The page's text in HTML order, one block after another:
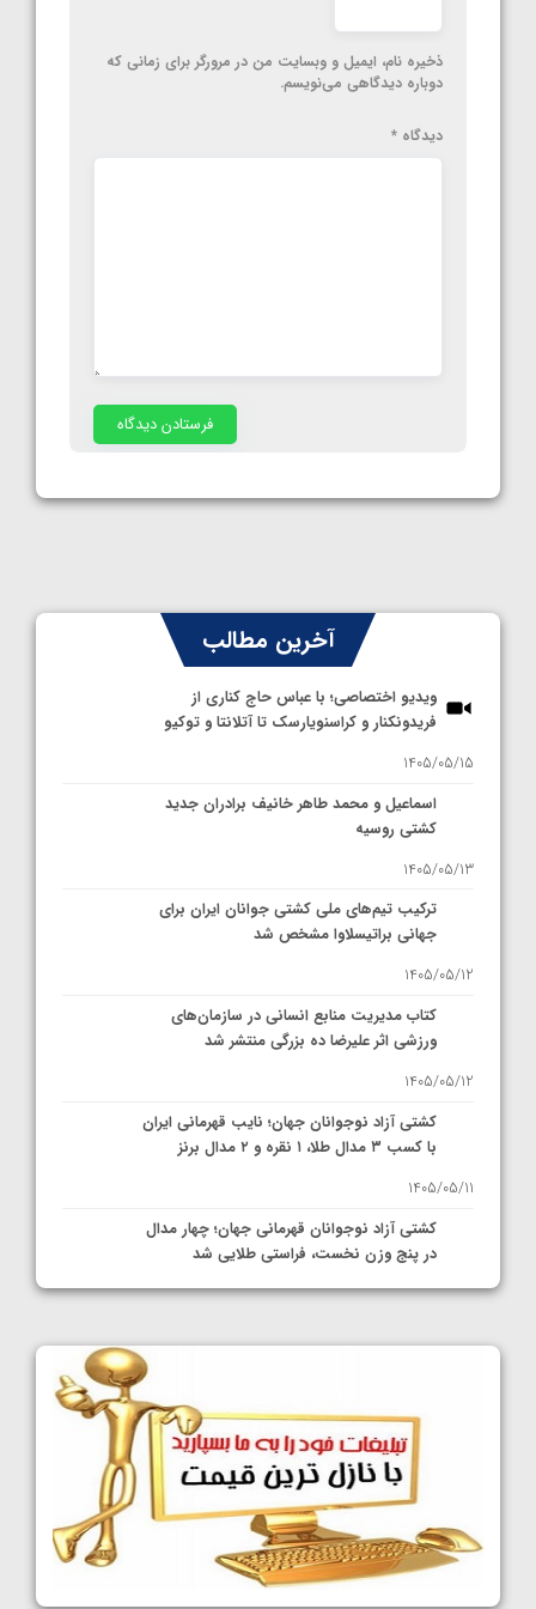
ذخیره نام، ایمیل و وبسایت من در مرورگر برای زمانی که
دوباره دیدگاهی می‌نویسم.
دیدگاه *
آخرین مطالب
ویدیو اختصاصی؛ با عباس حاج کناری از
فریدونکنار و کراسنویارسک تا آتلانتا و توکیو
1405/05/15
اسماعیل و محمد طاهر خانیف برادران جدید
کشتی روسیه
1405/05/13
ترکیب تیم‌های ملی کشتی جوانان ایران برای
جهانی براتیسلاوا مشخص شد
1405/05/12
کتاب مدیریت منابع انسانی در سازمان‌های
ورزشی اثر علیرضا ده بزرگی منتشر شد
1405/05/12
کشتی آزاد نوجوانان جهان؛ نایب قهرمانی ایران
با کسب ۳ مدال طلا، ۱ نقره و ۲ مدال برنز
1405/05/11
کشتی آزاد نوجوانان قهرمانی جهان؛ چهار مدال
در پنج وزن نخست، فراستی طلایی شد
1405/05/11
کشتی آزاد نوجوانان جهان؛ رقبای نمایندگان
ایران مشخص شدند
1405/05/08
کشتی فرنگی نوجوانان جهان؛ سکوی تیمی
سوم برای ایران